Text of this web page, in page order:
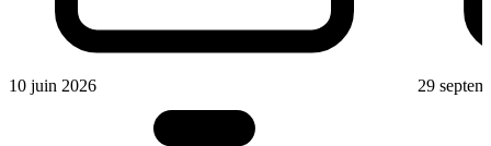
10 juin 2026 29